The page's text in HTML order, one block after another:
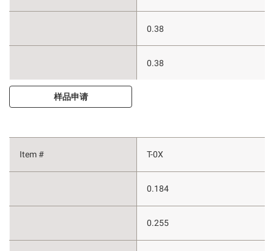
0.38
0.38
样品申请
T-0X
0.184
0.255